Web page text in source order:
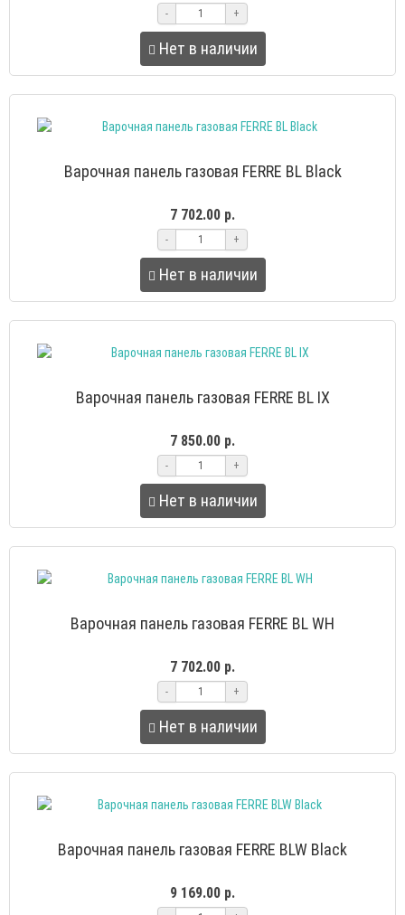
- +
Нет в наличии
Варочная панель газовая FERRE BL Black
7 702.00 р.
- +
Нет в наличии
Варочная панель газовая FERRE BL IX
7 850.00 р.
- +
Нет в наличии
Варочная панель газовая FERRE BL WH
7 702.00 р.
- +
Нет в наличии
Варочная панель газовая FERRE BLW Black
9 169.00 р.